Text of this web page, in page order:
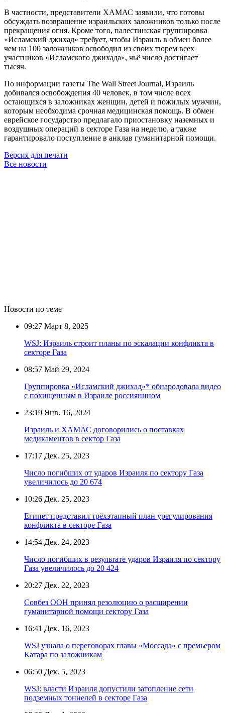
В частности, представители ХАМАС заявили, что готовы
обсуждать возвращение израильских заложников только после
прекращения огня. Кроме того, палестинская группировка
«Исламский джихад» требует, чтобы Израиль в обмен более
чем на 100 заложников освободил из своих тюрем всех
участников «Исламского джихада», чьё число достигает
тысяч.
По информации газеты The Wall Street Journal, Израиль
добивался освобождения 40 человек, в том числе всех
остающихся в заложниках женщин, детей и пожилых мужчин,
которым необходима срочная медицинская помощь. В обмен
еврейское государство предлагало приостановку наземных и
воздушных операций в секторе Газа на неделю, а также
гарантировало поступление в анклав гуманитарной помощи.
Версия для печати
Все новости
Новости по теме
09:27 Март 8, 2025
WSJ: Израиль строит планы по эскалации конфликта в
секторе Газа
08:57 Май 29, 2024
Группировка «Исламский джихад»* обнародовала видео
с похищенным в Израиле россиянином
23:19 Янв. 16, 2024
Израиль и ХАМАС договорились о поставках
медикаментов в сектор Газа
17:17 Дек. 25, 2023
Число погибших от ударов Израиля по сектору Газа
увеличилось до 20 674
10:26 Дек. 25, 2023
Египет представил трёхэтапный план урегулирования
конфликта в секторе Газа
14:54 Дек. 24, 2023
Число погибших в результате ударов Израиля по сектору
Газа увеличилось до 20 424
20:27 Дек. 22, 2023
Совбез ООН принял резолюцию о расширении
гуманитарной помощи сектору Газа
16:41 Дек. 16, 2023
WSJ узнала о переговорах главы «Моссада» с премьером
Катара по заложникам
06:50 Дек. 5, 2023
WSJ: власти Израиля допустили затопление сети
подземных тоннелей в секторе Газа